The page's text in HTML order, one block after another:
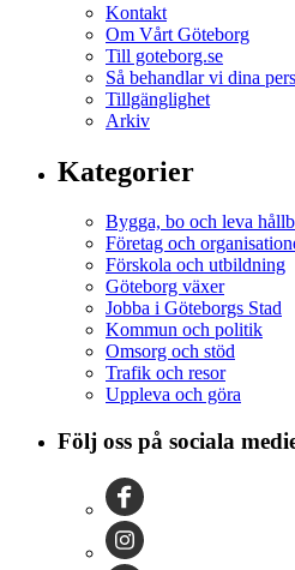
Kontakt
Om Vårt Göteborg
Till goteborg.se
Så behandlar vi dina
Tillgänglighet
Arkiv
Kategorier
Bygga, bo och leva
Företag och
Förskola och utbildning
Göteborg växer
Jobba i Göteborgs Stad
Kommun och politik
Omsorg och stöd
Trafik och resor
Uppleva och göra
Följ oss på sociala